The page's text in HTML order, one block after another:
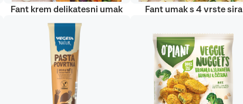
Fant krem delikatesni umak Fant umak s 4 vrste sira